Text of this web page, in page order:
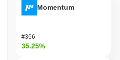
Momentum
#366
35.25%